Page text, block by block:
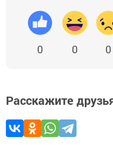
0 0 0
Расскажите